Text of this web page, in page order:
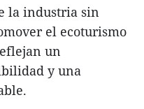
la industria sin
el ecoturismo
un
y una